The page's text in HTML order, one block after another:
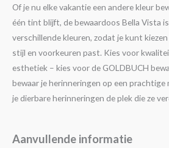
Of je nu elke vakantie een andere kleur
één tint blijft, de bewaardoos Bella Vista
verschillende kleuren, zodat je kunt
stijl en voorkeuren past. Kies voor
esthetiek – kies voor de GOLDBUCH
bewaar je herinneringen op een prachtige
je dierbare herinneringen de plek die ze
Aanvullende informatie